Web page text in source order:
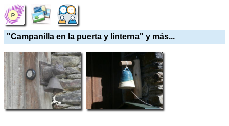
"Campanilla en la puerta y linterna" y más...